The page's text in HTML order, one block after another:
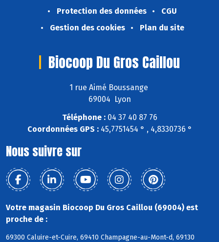
Protection des données
CGU
Gestion des cookies
Plan du site
Biocoop Du Gros Caillou
1 rue Aimé Boussange
69004 Lyon
Téléphone :04 37 40 87 76
Coordonnées GPS :45,7751454 ° , 4,8330736 °
Nous suivre sur
Votre magasin Biocoop Du Gros Caillou (69004) est
proche de :
69300 Caluire-et-Cuire, 69410 Champagne-au-Mont-d, 69130